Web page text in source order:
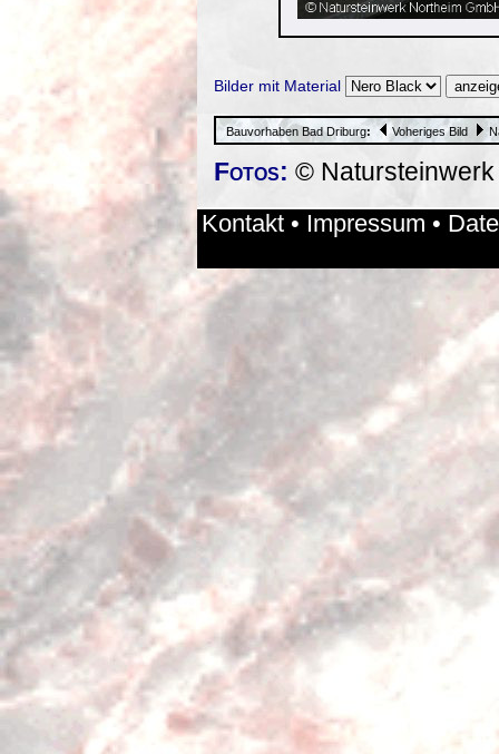
Bilder mit Material
Bauvorhaben Bad Driburg: Voheriges Bild
Fotos: ©
Kontakt • Impressum •